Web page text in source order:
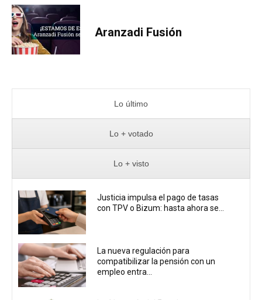
Aranzadi Fusión
Lo último
Lo + votado
Lo + visto
Justicia impulsa el pago de tasas
con TPV o Bizum: hasta ahora se...
La nueva regulación para
compatibilizar la pensión con un
empleo entra...